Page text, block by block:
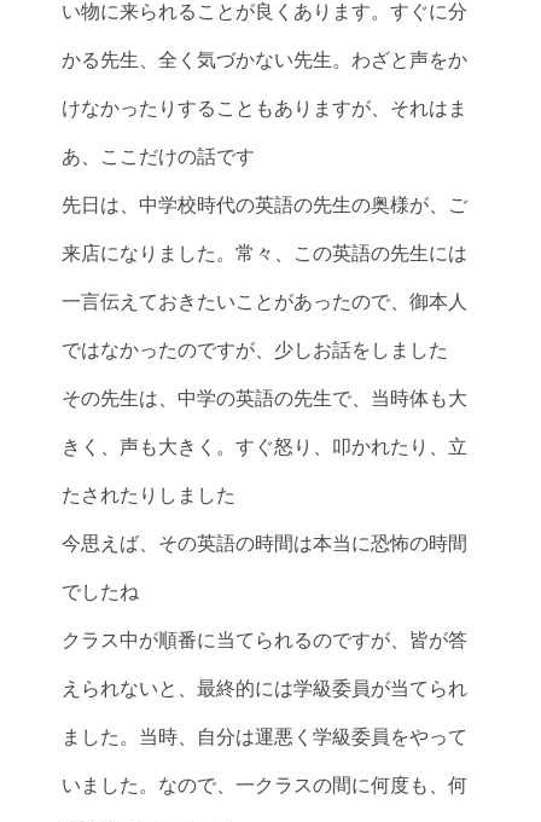
い物に来られることが良くあります。すぐに分
かる先生、全く気づかない先生。わざと声をか
けなかったりすることもありますが、それはま
あ、ここだけの話です
先日は、中学校時代の英語の先生の奥様が、ご
来店になりました。常々、この英語の先生には
一言伝えておきたいことがあったので、御本人
ではなかったのですが、少しお話をしました
その先生は、中学の英語の先生で、当時体も大
きく、声も大きく。すぐ怒り、叩かれたり、立
たされたりしました
今思えば、その英語の時間は本当に恐怖の時間
でしたね
クラス中が順番に当てられるのですが、皆が答
えられないと、最終的には学級委員が当てられ
ました。当時、自分は運悪く学級委員をやって
いました。なので、一クラスの間に何度も、何